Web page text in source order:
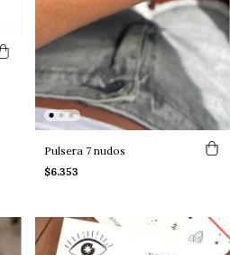
Pulsera 7 nudos
$6.353